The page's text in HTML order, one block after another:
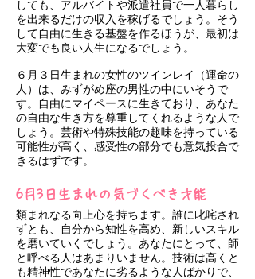
しても、アルバイトや派遣社員で一人暮らし
を出来るだけの収入を稼げるでしょう。そう
して自由に生きる基盤を作るほうが、最初は
大変でも良い人生になるでしょう。
６月３日生まれの女性のツインレイ（運命の
人）は、みずがめ座の男性の中にいそうで
す。自由にマイペースに生きており、あなた
の自由な生き方を尊重してくれるような人で
しょう。芸術や特殊技能の趣味を持っている
可能性が高く、感受性の部分でも意気投合で
きるはずです。
6月3日生まれの気づくべき才能
類まれなる向上心を持ちます。誰に叱咤され
ずとも、自分から知性を高め、新しいスキル
を磨いていくでしょう。あなたにとって、師
と呼べる人はあまりいません。技術は高くと
も精神性であなたに劣るような人ばかりで、